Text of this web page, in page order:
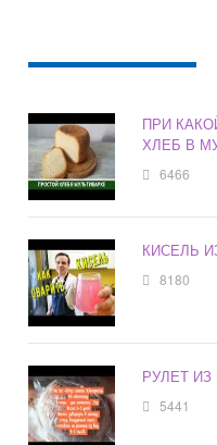
ПРИ
ХЛЕБ В
6466
КИСЕЛЬ
8180
РУЛЕТ
5441